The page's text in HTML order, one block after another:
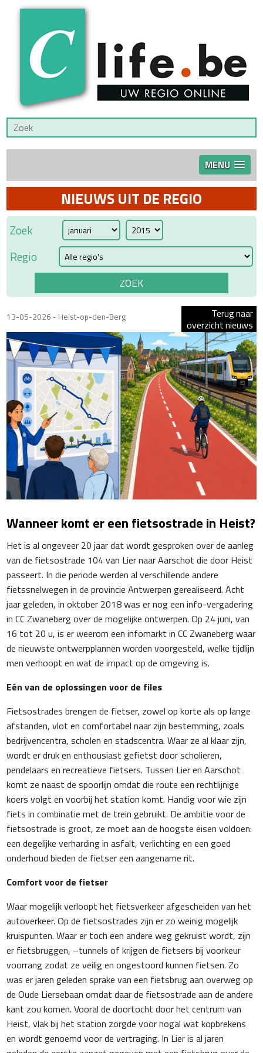
MENU
NIEUWS UIT DE REGIO
Zoek
Regio
13-05-2026 - Heist-op-den-Berg
Terug naar
overzicht nieuws
Wanneer komt er een fietsostrade in Heist?
Het is al ongeveer 20 jaar dat wordt gesproken over de aanleg
van de fietsostrade 104 van Lier naar Aarschot die door Heist
passeert. In die periode werden al verschillende andere
fietssnelwegen in de provincie Antwerpen gerealiseerd. Acht
jaar geleden, in oktober 2018 was er nog een info-vergadering
in CC Zwaneberg over de mogelijke ontwerpen. Op 24 juni, van
16 tot 20 u, is er weerom een infomarkt in CC Zwaneberg waar
de nieuwste ontwerpplannen worden voorgesteld, welke tijdlijn
men verhoopt en wat de impact op de omgeving is.
Eén van de oplossingen voor de files
Fietsostrades brengen de fietser, zowel op korte als op lange
afstanden, vlot en comfortabel naar zijn bestemming, zoals
bedrijvencentra, scholen en stadscentra. Waar ze al klaar zijn,
wordt er druk en enthousiast gefietst door scholieren,
pendelaars en recreatieve fietsers. Tussen Lier en Aarschot
komt ze naast de spoorlijn omdat die route een rechtlijnige
koers volgt en voorbij het station komt. Handig voor wie zijn
fiets in combinatie met de trein gebruikt. De ambitie voor de
fietsostrade is groot, ze moet aan de hoogste eisen voldoen:
een degelijke verharding in asfalt, verlichting en een goed
onderhoud bieden de fietser een aangename rit.
Comfort voor de fietser
Waar mogelijk verloopt het fietsverkeer afgescheiden van het
autoverkeer. Op de fietsostrades zijn er zo weinig mogelijk
kruispunten. Waar er toch een andere weg gekruist wordt, zijn
er fietsbruggen, –tunnels of krijgen de fietsers bij voorkeur
voorrang zodat ze veilig en ongestoord kunnen fietsen. Zo
was er jaren geleden sprake van een fietsbrug aan overweg op
de Oude Liersebaan omdat daar de fietsostrade aan de andere
kant zou komen. Vooral de doortocht door het centrum van
Heist, vlak bij het station zorgde voor nogal wat kopbrekens
en wordt genoemd voor de vertraging. In Lier is al jaren